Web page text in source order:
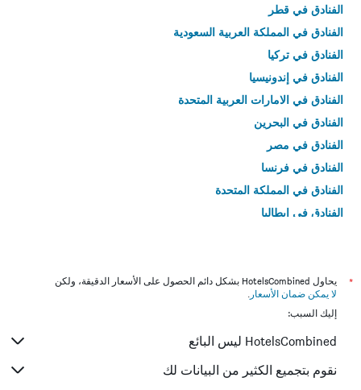
الفنادق في قطر
الفنادق في المملكة العربية السعودية
الفنادق في تركيا
الفنادق في إندونيسيا
الفنادق في الامارات العربية المتحدة
الفنادق في البحرين
الفنادق في مصر
الفنادق في فرنسا
الفنادق في المملكة المتحدة
الفنادق في إيطاليا
*
يحاول HotelsCombined بشكل دائم الحصول على الأسعار الدقيقة، ولكن
لا يمكن ضمان الأسعار .
إليك السبب:
HotelsCombined ليس البائع
نقوم بتجميع الكثير من البيانات لك